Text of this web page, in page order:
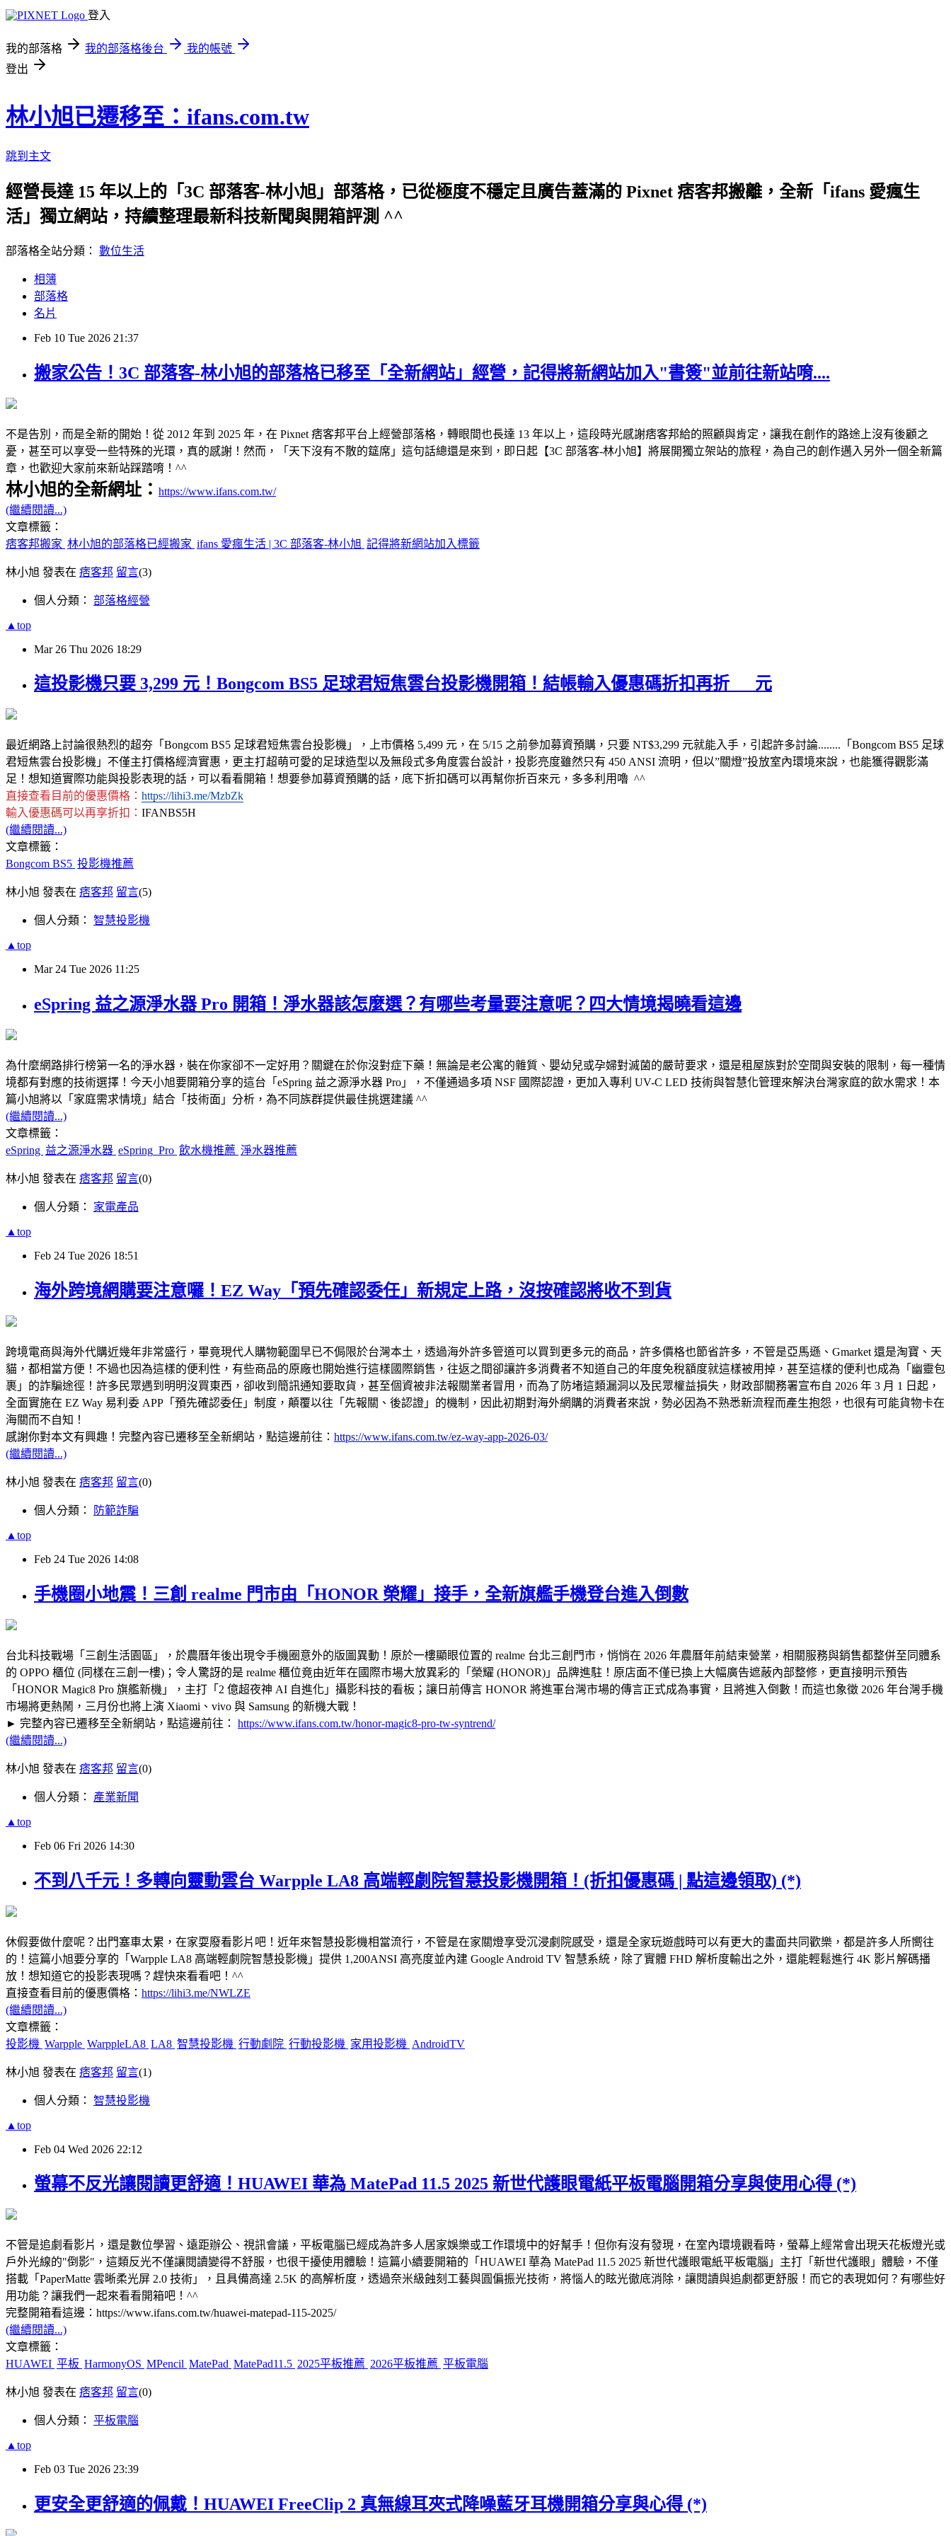
登入
我的部落格 我的部落格後台
我的帳號
登出
林小旭已遷移至：ifans.com.tw
跳到主文
經營長達 15 年以上的「3C 部落客-林小旭」部落格，已從極度不穩定且廣告蓋滿的 Pixnet 痞客邦搬離，全新「ifans 愛瘋生
活」獨立網站，持續整理最新科技新聞與開箱評測 ^^
部落格全站分類： 數位生活
相簿
部落格
名片
Feb 10 Tue 2026 21:37
搬家公告！3C 部落客-林小旭的部落格已移至「全新網站」經營，記得將新網站加入"書簽"並前往新站唷....
不是告別，而是全新的開始！從 2012 年到 2025 年，在 Pixnet 痞客邦平台上經營部落格，轉眼間也長達 13 年以上，這段時光感謝痞客邦給的照顧與肯定，讓我在創作的路途上沒有後顧之
憂，甚至可以享受一些特殊的光環，真的感謝！然而，「天下沒有不散的筵席」這句話總還是來到，即日起【3C 部落客-林小旭】將展開獨立架站的旅程，為自己的創作邁入另外一個全新篇
章，也歡迎大家前來新站踩踏唷！^^
林小旭的全新網址： https://www.ifans.com.tw/
(繼續閱讀...)
文章標籤：
痞客邦搬家 林小旭的部落格已經搬家 ifans 愛瘋生活 | 3C 部落客-林小旭 記得將新網站加入標籤
林小旭 發表在 痞客邦 留言(3)
個人分類： 部落格經營
▲top
Mar 26 Thu 2026 18:29
這投影機只要 3,299 元！Bongcom BS5 足球君短焦雲台投影機開箱！結帳輸入優惠碼折扣再折___元
最近網路上討論很熱烈的超夯「Bongcom BS5 足球君短焦雲台投影機」，上市價格 5,499 元，在 5/15 之前參加募資預購，只要 NT$3,299 元就能入手，引起許多討論........「Bongcom BS5 足球
君短焦雲台投影機」不僅主打價格經濟實惠，更主打超萌可愛的足球造型以及無段式多角度雲台設計，投影亮度雖然只有 450 ANSI 流明，但以”關燈”投放室內環境來說，也能獲得觀影滿
足！想知道實際功能與投影表現的話，可以看看開箱！想要參加募資預購的話，底下折扣碼可以再幫你折百來元，多多利用嚕 ^^
直接查看目前的優惠價格： https://lihi3.me/MzbZk
輸入優惠碼可以再享折扣： IFANBS5H
(繼續閱讀...)
文章標籤：
Bongcom BS5 投影機推薦
林小旭 發表在 痞客邦 留言(5)
個人分類： 智慧投影機
▲top
Mar 24 Tue 2026 11:25
eSpring 益之源淨水器 Pro 開箱！淨水器該怎麼選？有哪些考量要注意呢？四大情境揭曉看這邊
為什麼網路排行榜第一名的淨水器，裝在你家卻不一定好用？關鍵在於你沒對症下藥！無論是老公寓的雜質、嬰幼兒或孕婦對滅菌的嚴苛要求，還是租屋族對於空間與安裝的限制，每一種情
境都有對應的技術選擇！今天小旭要開箱分享的這台「eSpring 益之源淨水器 Pro」，不僅通過多項 NSF 國際認證，更加入專利 UV-C LED 技術與智慧化管理來解決台灣家庭的飲水需求！本
篇小旭將以「家庭需求情境」結合「技術面」分析，為不同族群提供最佳挑選建議 ^^
(繼續閱讀...)
文章標籤：
eSpring 益之源淨水器 eSpring_Pro 飲水機推薦 淨水器推薦
林小旭 發表在 痞客邦 留言(0)
個人分類： 家電產品
▲top
Feb 24 Tue 2026 18:51
海外跨境網購要注意囉！EZ Way「預先確認委任」新規定上路，沒按確認將收不到貨
跨境電商與海外代購近幾年非常盛行，畢竟現代人購物範圍早已不侷限於台灣本土，透過海外許多管道可以買到更多元的商品，許多價格也節省許多，不管是亞馬遜、Gmarket 還是淘寶、天
貓，都相當方便！不過也因為這樣的便利性，有些商品的原廠也開始進行這樣國際銷售，往返之間卻讓許多消費者不知道自己的年度免稅額度就這樣被用掉，甚至這樣的便利也成為「幽靈包
裹」的詐騙途徑！許多民眾遇到明明沒買東西，卻收到簡訊通知要取貨，甚至個資被非法報關業者冒用，而為了防堵這類漏洞以及民眾權益損失，財政部關務署宣布自 2026 年 3 月 1 日起，
全面實施在 EZ Way 易利委 APP「預先確認委任」制度，顛覆以往「先報關、後認證」的機制，因此初期對海外網購的消費者來說，勢必因為不熟悉新流程而產生抱怨，也很有可能貨物卡在
海關而不自知！
感謝你對本文有興趣！完整內容已遷移至全新網站，點這邊前往： https://www.ifans.com.tw/ez-way-app-2026-03/
(繼續閱讀...)
林小旭 發表在 痞客邦 留言(0)
個人分類： 防範詐騙
▲top
Feb 24 Tue 2026 14:08
手機圈小地震！三創 realme 門市由「HONOR 榮耀」接手，全新旗艦手機登台進入倒數
台北科技戰場「三創生活園區」，於農曆年後出現令手機圈意外的版圖異動！原於一樓顯眼位置的 realme 台北三創門市，悄悄在 2026 年農曆年前結束營業，相關服務與銷售都整併至同體系
的 OPPO 櫃位 (同樣在三創一樓)；令人驚訝的是 realme 櫃位竟由近年在國際市場大放異彩的「榮耀 (HONOR)」品牌進駐！原店面不僅已換上大幅廣告遮蔽內部整修，更直接明示預告
「HONOR Magic8 Pro 旗艦新機」，主打「2 億超夜神 AI 自進化」攝影科技的看板；讓日前傳言 HONOR 將進軍台灣市場的傳言正式成為事實，且將進入倒數！而這也象徵 2026 年台灣手機
市場將更熱鬧，三月份也將上演 Xiaomi、vivo 與 Samsung 的新機大戰！
► 完整內容已遷移至全新網站，點這邊前往： https://www.ifans.com.tw/honor-magic8-pro-tw-syntrend/
(繼續閱讀...)
林小旭 發表在 痞客邦 留言(0)
個人分類： 產業新聞
▲top
Feb 06 Fri 2026 14:30
不到八千元！多轉向靈動雲台 Warpple LA8 高端輕劇院智慧投影機開箱！(折扣優惠碼 | 點這邊領取) (*)
休假要做什麼呢？出門塞車太累，在家耍廢看影片吧！近年來智慧投影機相當流行，不管是在家關燈享受沉浸劇院感受，還是全家玩遊戲時可以有更大的畫面共同歡樂，都是許多人所嚮往
的！這篇小旭要分享的「Warpple LA8 高端輕劇院智慧投影機」提供 1,200ANSI 高亮度並內建 Google Android TV 智慧系統，除了實體 FHD 解析度輸出之外，還能輕鬆進行 4K 影片解碼播
放！想知道它的投影表現嗎？趕快來看看吧！^^
直接查看目前的優惠價格： https://lihi3.me/NWLZE
(繼續閱讀...)
文章標籤：
投影機 Warpple WarppleLA8 LA8 智慧投影機 行動劇院 行動投影機 家用投影機 AndroidTV
林小旭 發表在 痞客邦 留言(1)
個人分類： 智慧投影機
▲top
Feb 04 Wed 2026 22:12
螢幕不反光讓閱讀更舒適！HUAWEI 華為 MatePad 11.5 2025 新世代護眼電紙平板電腦開箱分享與使用心得 (*)
不管是追劇看影片，還是數位學習、遠距辦公、視訊會議，平板電腦已經成為許多人居家娛樂或工作環境中的好幫手！但你有沒有發現，在室內環境觀看時，螢幕上經常會出現天花板燈光或
戶外光線的"倒影"，這類反光不僅讓閱讀變得不舒服，也很干擾使用體驗！這篇小續要開箱的「HUAWEI 華為 MatePad 11.5 2025 新世代護眼電紙平板電腦」主打「新世代護眼」體驗，不僅
搭載「PaperMatte 雲晰柔光屏 2.0 技術」，且具備高達 2.5K 的高解析度，透過奈米級蝕刻工藝與圓偏振光技術，將惱人的眩光徹底消除，讓閱讀與追劇都更舒服！而它的表現如何？有哪些好
用功能？讓我們一起來看看開箱吧！^^
完整開箱看這邊：https://www.ifans.com.tw/huawei-matepad-115-2025/
(繼續閱讀...)
文章標籤：
HUAWEI 平板 HarmonyOS MPencil MatePad MatePad11.5 2025平板推薦 2026平板推薦 平板電腦
林小旭 發表在 痞客邦 留言(0)
個人分類： 平板電腦
▲top
Feb 03 Tue 2026 23:39
更安全更舒適的佩戴！HUAWEI FreeClip 2 真無線耳夾式降噪藍牙耳機開箱分享與心得 (*)